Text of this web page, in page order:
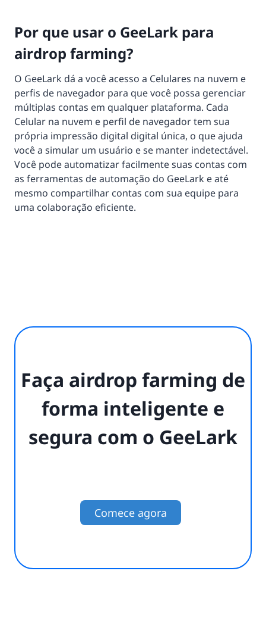
Por que usar o GeeLark para
airdrop farming?
O GeeLark dá a você acesso a Celulares na nuvem e
perfis de navegador para que você possa gerenciar
múltiplas contas em qualquer plataforma. Cada
Celular na nuvem e perfil de navegador tem sua
própria impressão digital digital única, o que ajuda
você a simular um usuário e se manter indetectável.
Você pode automatizar facilmente suas contas com
as ferramentas de automação do GeeLark e até
mesmo compartilhar contas com sua equipe para
uma colaboração eficiente.
Faça airdrop farming de
forma inteligente e
segura com o GeeLark
Comece agora